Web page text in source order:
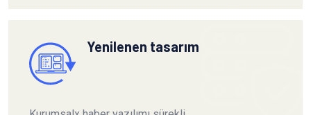
Yenilenen tasarım